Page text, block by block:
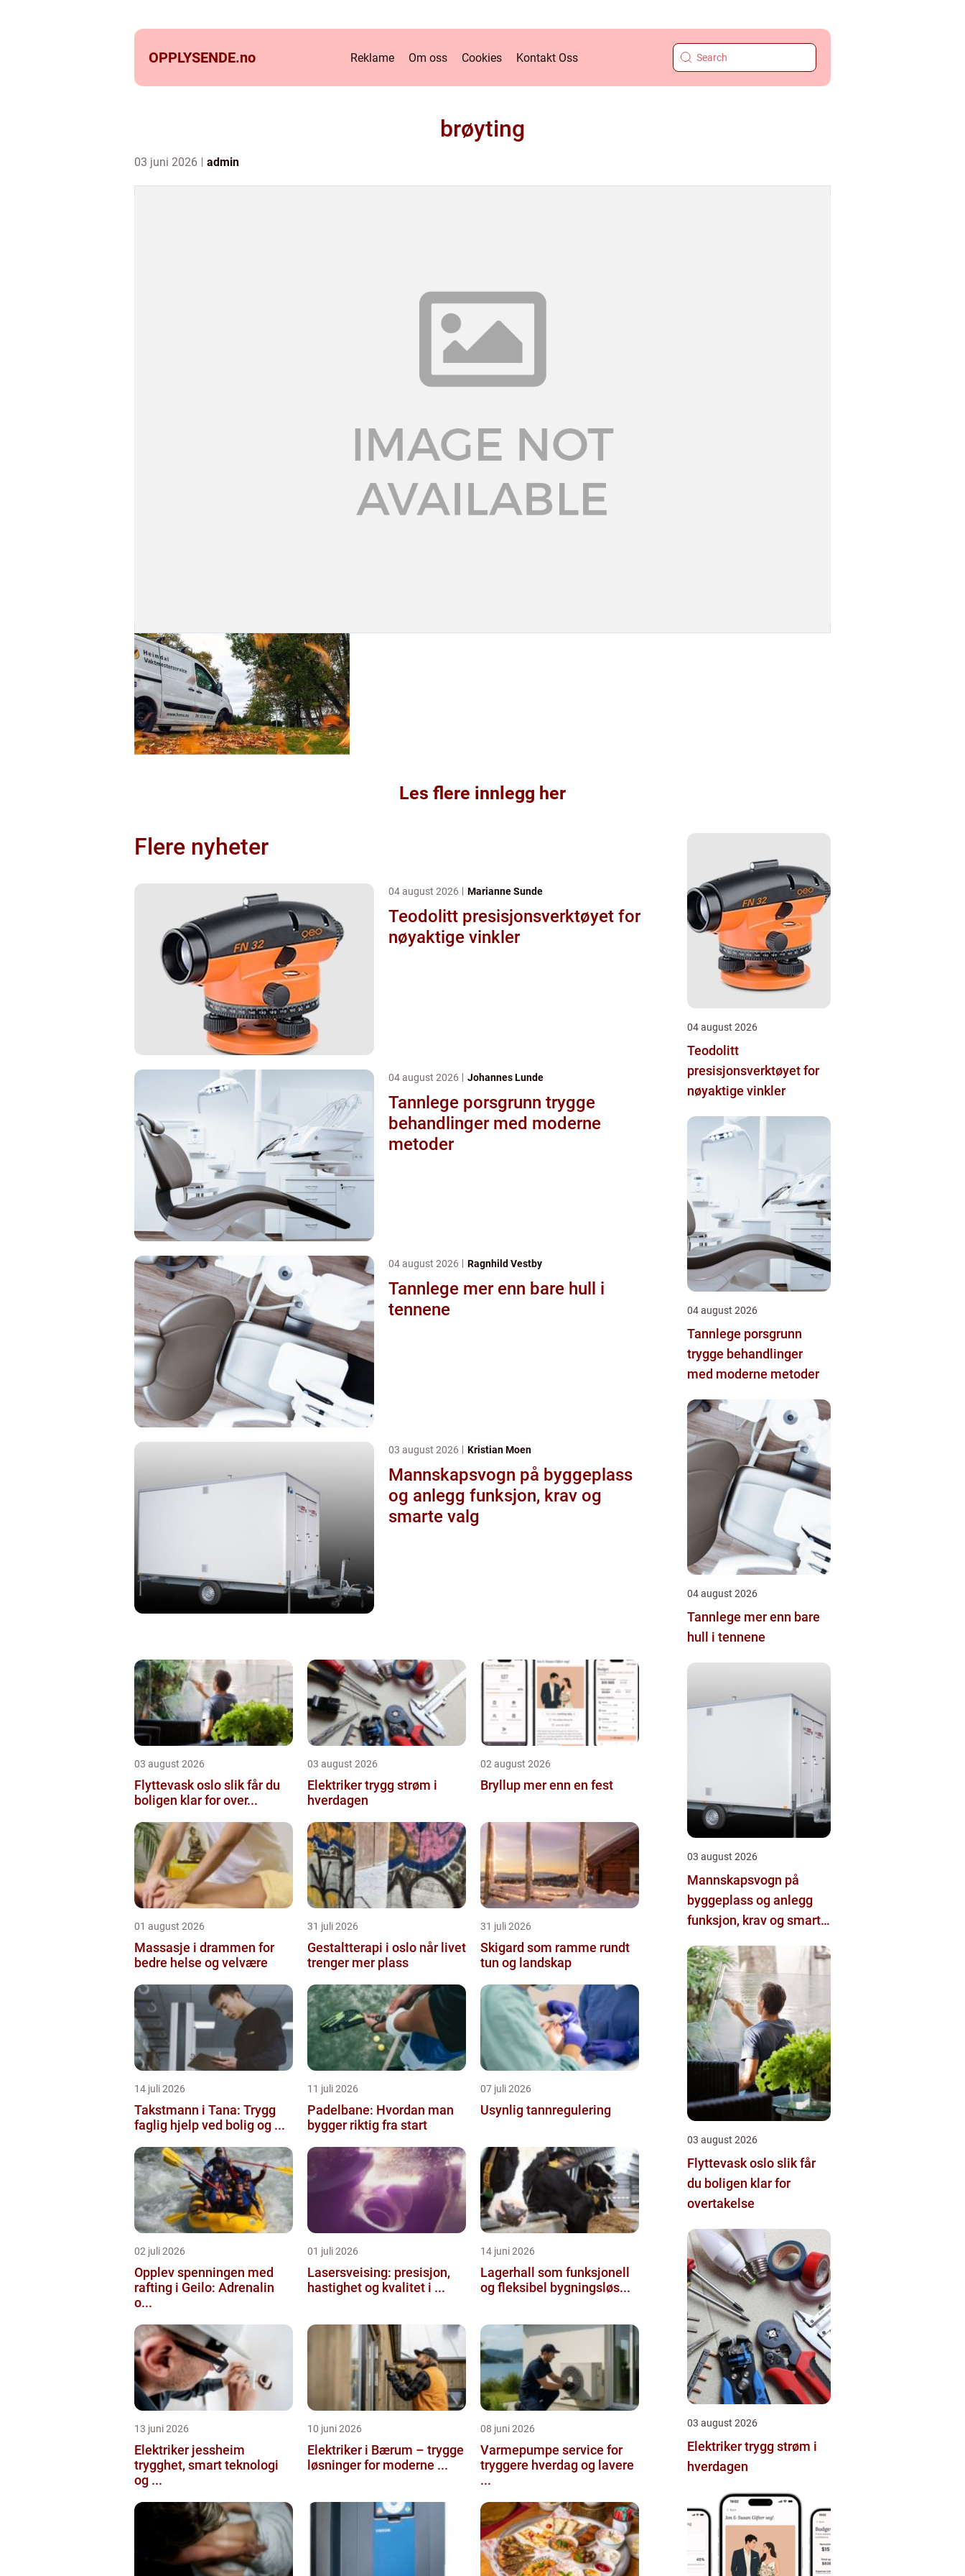
OPPLYSENDE.no Reklame Om oss Cookies Kontakt Oss
brøyting
03 juni 2026 admin
Les flere innlegg her
Flere nyheter
04 august 2026 Marianne Sunde
Teodolitt presisjonsverktøyet for
nøyaktige vinkler
04 august 2026 Johannes Lunde
Tannlege porsgrunn trygge
behandlinger med moderne
metoder
04 august 2026 Ragnhild Vestby
Tannlege mer enn bare hull i
tennene
03 august 2026 Kristian Moen
Mannskapsvogn på byggeplass
og anlegg funksjon, krav og
smarte valg
03 august 2026
Flyttevask oslo slik får du
boligen klar for over...
03 august 2026
Elektriker trygg strøm i
hverdagen
02 august 2026
Bryllup mer enn en fest
01 august 2026
Massasje i drammen for
bedre helse og velvære
31 juli 2026
Gestaltterapi i oslo når livet
trenger mer plass
31 juli 2026
Skigard som ramme rundt
tun og landskap
14 juli 2026
Takstmann i Tana: Trygg
faglig hjelp ved bolig og ...
11 juli 2026
Padelbane: Hvordan man
bygger riktig fra start
07 juli 2026
Usynlig tannregulering
02 juli 2026
Opplev spenningen med
rafting i Geilo: Adrenalin
o...
01 juli 2026
Lasersveising: presisjon,
hastighet og kvalitet i ...
14 juni 2026
Lagerhall som funksjonell
og fleksibel bygningsløs...
13 juni 2026
Elektriker jessheim
trygghet, smart teknologi
og ...
10 juni 2026
Elektriker i Bærum – trygge
løsninger for moderne ...
08 juni 2026
Varmepumpe service for
tryggere hverdag og lavere
...
04 august 2026
Teodolitt
presisjonsverktøyet for
nøyaktige vinkler
04 august 2026
Tannlege porsgrunn
trygge behandlinger
med moderne metoder
04 august 2026
Tannlege mer enn bare
hull i tennene
03 august 2026
Mannskapsvogn på
byggeplass og anlegg
funksjon, krav og smarte
03 august 2026
Flyttevask oslo slik får
du boligen klar for
overtakelse
03 august 2026
Elektriker trygg strøm i
hverdagen